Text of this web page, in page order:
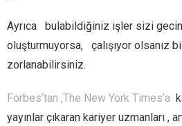
Ayrıca bulabildiğiniz işler sizi
oluşturmuyorsa, çalışıyor olsanız
zorlanabilirsiniz.
Forbes’tan ,The New York Times’a
yayınlar çıkaran kariyer uzmanları ,